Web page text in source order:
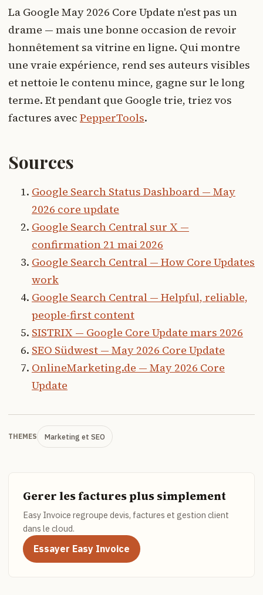
La Google May 2026 Core Update n'est pas un
drame — mais une bonne occasion de revoir
honnêtement sa vitrine en ligne. Qui montre
une vraie expérience, rend ses auteurs visibles
et nettoie le contenu mince, gagne sur le long
terme. Et pendant que Google trie, triez vos
factures avec PepperTools.
Sources
Google Search Status Dashboard — May
2026 core update
Google Search Central sur X —
confirmation 21 mai 2026
Google Search Central — How Core Updates
work
Google Search Central — Helpful, reliable,
people-first content
SISTRIX — Google Core Update mars 2026
SEO Südwest — May 2026 Core Update
OnlineMarketing.de — May 2026 Core
Update
THEMES Marketing et SEO
Gerer les factures plus simplement
Easy Invoice regroupe devis, factures et gestion client
dans le cloud.
Essayer Easy Invoice